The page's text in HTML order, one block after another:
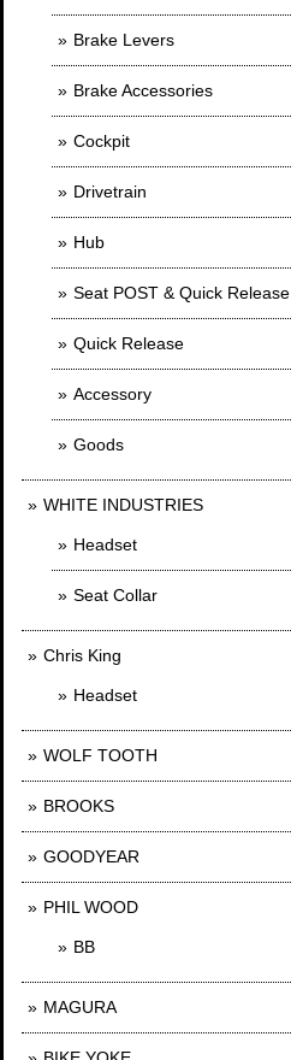
Brake Levers
Brake Accessories
Cockpit
Drivetrain
Hub
Seat POST & Quick Release
Quick Release
Accessory
Goods
WHITE INDUSTRIES
Headset
Seat Collar
Chris King
Headset
WOLF TOOTH
BROOKS
GOODYEAR
PHIL WOOD
BB
MAGURA